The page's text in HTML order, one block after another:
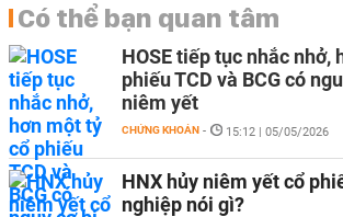
Có thể bạn quan tâm
HOSE tiếp tục nhắc nhở,
phiếu TCD và BCG có
niêm yết
CHỨNG KHOÁN - 15:12 | 05/05/2026
HNX hủy niêm yết cổ
nghiệp nói gì?